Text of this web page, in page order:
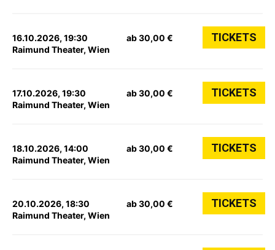
16.10.2026, 19:30
Raimund Theater, Wien
ab 30,00 € TICKETS
17.10.2026, 19:30
Raimund Theater, Wien
ab 30,00 € TICKETS
18.10.2026, 14:00
Raimund Theater, Wien
ab 30,00 € TICKETS
20.10.2026, 18:30
Raimund Theater, Wien
ab 30,00 € TICKETS